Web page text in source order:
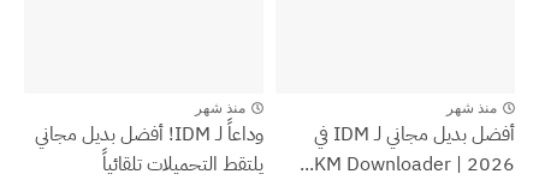
منذ شهر
أفضل بديل مجاني لـ IDM في
2026 | KM Downloader...
منذ شهر
وداعاً لـ IDM! أفضل بديل مجاني
يلتقط التحميلات تلقائياً